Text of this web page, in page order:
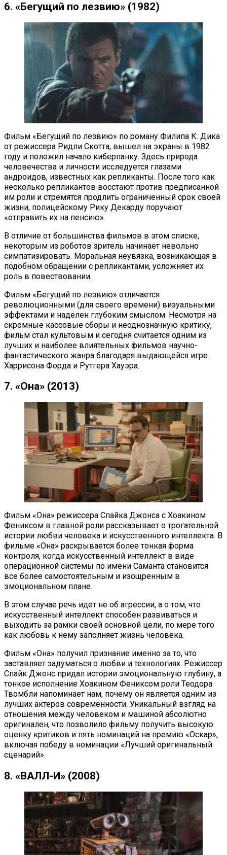
6. «Бегущий по лезвию» (1982)
Фильм «Бегущий по лезвию» по роману Филипа К. Дика
от режиссера Ридли Скотта, вышел на экраны в 1982
году и положил начало киберпанку. Здесь природа
человечества и личности исследуется глазами
андроидов, известных как репликанты. После того как
несколько репликантов восстают против предписанной
им роли и стремятся продлить ограниченный срок своей
жизни, полицейскому Рику Декарду поручают
«отправить их на пенсию».
В отличие от большинства фильмов в этом списке,
некоторым из роботов зритель начинает невольно
симпатизировать. Моральная неувязка, возникающая в
подобном обращении с репликантами, усложняет их
роль в повествовании.
Фильм «Бегущий по лезвию» отличается
революционными (для своего времени) визуальными
эффектами и наделен глубоким смыслом. Несмотря на
скромные кассовые сборы и неоднозначную критику,
фильм стал культовым и сегодня считается одним из
лучших и наиболее влиятельных фильмов научно-
фантастического жанра благодаря выдающейся игре
Харрисона Форда и Рутгера Хауэра.
7. «Она» (2013)
Фильм «Она» режиссера Спайка Джонса с Хоакином
Фениксом в главной роли рассказывает о трогательной
истории любви человека и искусственного интеллекта. В
фильме «Она» раскрывается более тонкая форма
контроля, когда искусственный интеллект в виде
операционной системы по имени Саманта становится
все более самостоятельным и изощренным в
эмоциональном плане.
В этом случае речь идет не об агрессии, а о том, что
искусственный интеллект способен развиваться и
выходить за рамки своей основной цели, по мере того
как любовь к нему заполняет жизнь человека.
Фильм «Она» получил признание именно за то, что
заставляет задуматься о любви и технологиях. Режиссер
Спайк Джонс придал истории эмоциональную глубину, а
тонкое исполнение Хоакином Фениксом роли Теодора
Твомбли напоминает нам, почему он является одним из
лучших актеров современности. Уникальный взгляд на
отношения между человеком и машиной абсолютно
оригинален, что позволило фильму получить высокую
оценку критиков и пять номинаций на премию «Оскар»,
включая победу в номинации «Лучший оригинальный
сценарий».
8. «ВАЛЛ-И» (2008)